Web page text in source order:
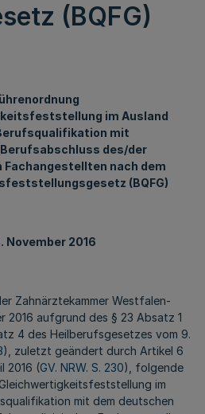
(BQFG)
im Ausland
mit
des/der
Fachangestellten nach dem
(BQFG)
November 2016
Zahnärztekammer Westfalen-
2016 aufgrund des § 23 Absatz 1
4 des Heilberufsgesetzes vom 9.
), zuletzt geändert durch Artikel 6
2016 (GV. NRW. S. 230), folgende
im
mit dem deutschen